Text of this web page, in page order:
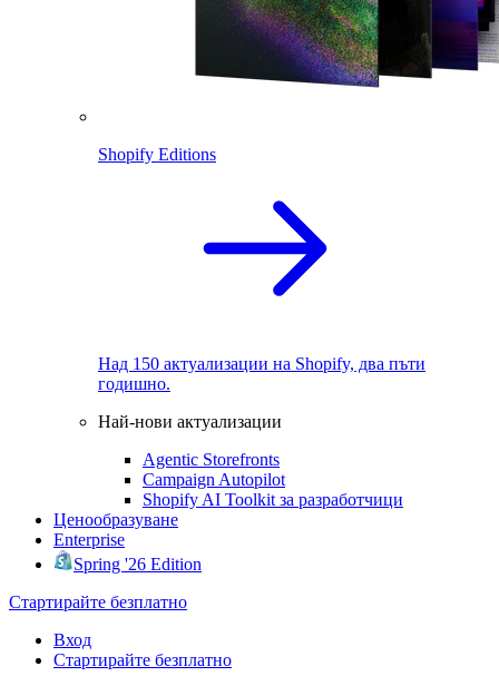
Shopify Editions
Над 150 актуализации на Shopify, два пъти
годишно.
Най-нови актуализации
Agentic Storefronts
Campaign Autopilot
Shopify AI Toolkit за разработчици
Ценообразуване
Enterprise
Spring '26 Edition
Стартирайте безплатно
Вход
Стартирайте безплатно